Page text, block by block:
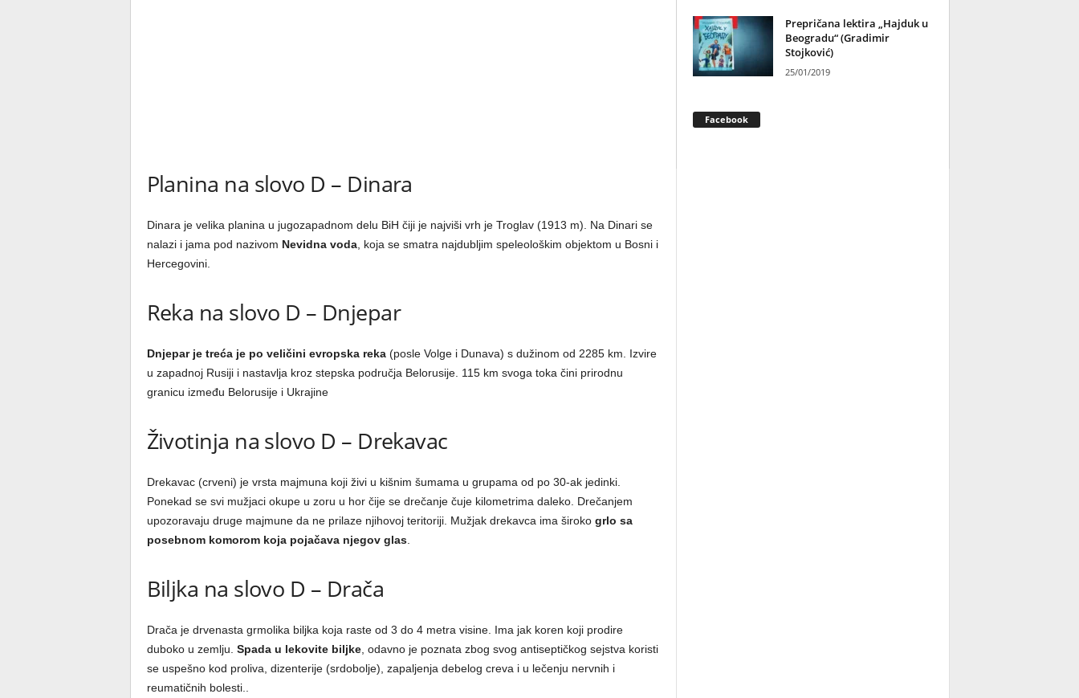
Planina na slovo D – Dinara
Dinara je velika planina u jugozapadnom delu BiH čiji je najviši vrh je Troglav (1913 m). Na Dinari se
nalazi i jama pod nazivom Nevidna voda, koja se smatra najdubljim speleološkim objektom u Bosni i
Hercegovini.
Reka na slovo D – Dnjepar
Dnjepar je treća je po veličini evropska reka(posle Volge i Dunava) s dužinom od 2285 km. Izvire
u zapadnoj Rusiji i nastavlja kroz stepska područja Belorusije. 115 km svoga toka čini prirodnu
granicu između Belorusije i Ukrajine
Životinja na slovo D – Drekavac
Drekavac (crveni) je vrsta majmuna koji živi u kišnim šumama u grupama od po 30-ak jedinki.
Ponekad se svi mužjaci okupe u zoru u hor čije se drečanje čuje kilometrima daleko. Drečanjem
upozoravaju druge majmune da ne prilaze njihovoj teritoriji. Mužjak drekavca ima široko grlo sa
posebnom komorom koja pojačava njegov glas.
Biljka na slovo D – Drača
Drača je drvenasta grmolika biljka koja raste od 3 do 4 metra visine. Ima jak koren koji prodire
duboko u zemlju. Spada u lekovite biljke, odavno je poznata zbog svog antiseptičkog sejstva koristi
se uspešno kod proliva, dizenterije (srdobolje), zapaljenja debelog creva i u lečenju nervnih i
reumatičnih bolesti..
Prepričana lektira „Hajduk u
Beogradu“ (Gradimir
Stojković)
25/01/2019
Facebook